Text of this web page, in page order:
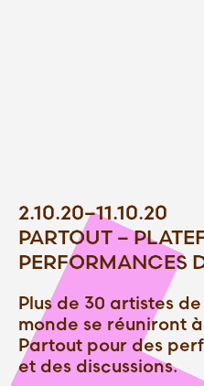
2.10.20–11.10.20
PARTOUT –
PERFORMANCES
Plus de 30 artistes
monde se réuniront
Partout pour des
et des discussions.